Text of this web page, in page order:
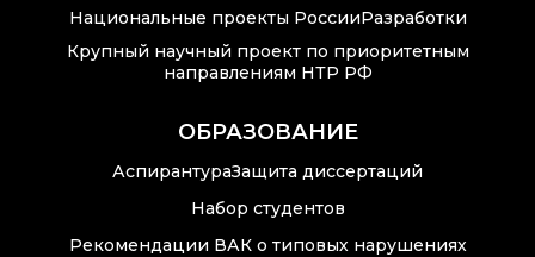
Новости института
Национальные проекты РоссииРазработки
Крупный научный проект по приоритетным
направлениям НТР РФ
ОБРАЗОВАНИЕ
АспирантураЗащита диссертаций
Набор студентов
Рекомендации ВАК о типовых нарушениях